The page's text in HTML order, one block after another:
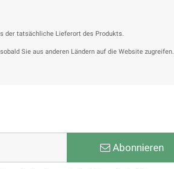
der tatsächliche Lieferort des Produkts.
Sie aus anderen Ländern auf die Website zugreifen.
Abonnieren